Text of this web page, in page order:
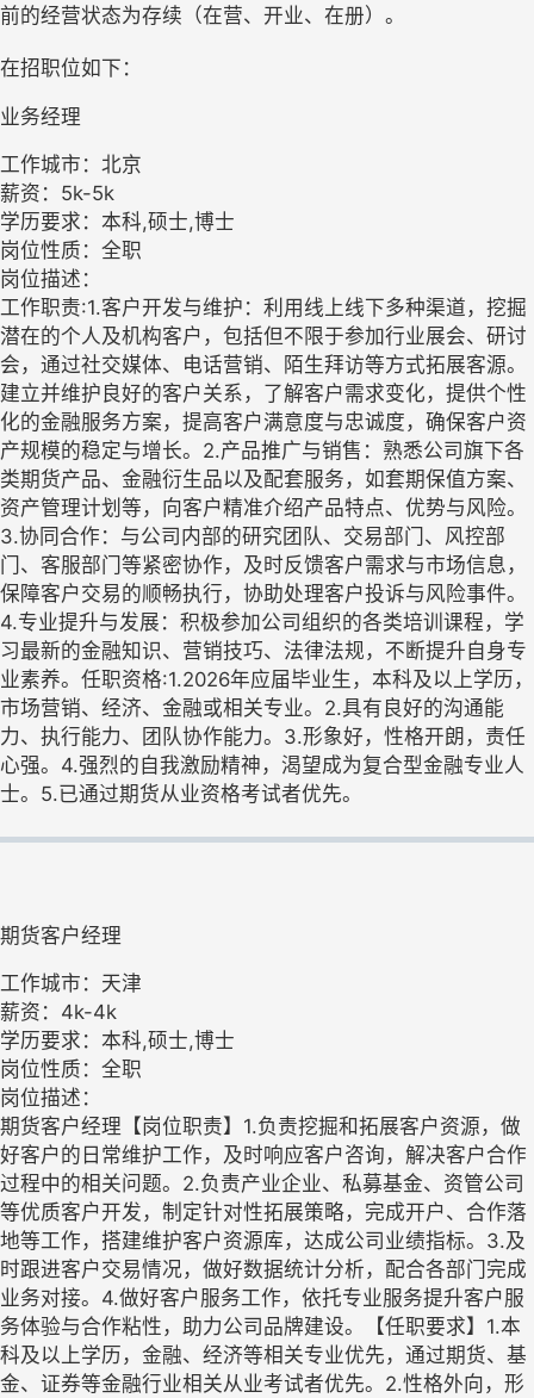
前的经营状态为存续（在营、开业、在册）。
在招职位如下：
业务经理
工作城市：北京
薪资：5k-5k
学历要求：本科,硕士,博士
岗位性质：全职
岗位描述：
工作职责:1.客户开发与维护：利用线上线下多种渠道，挖掘
潜在的个人及机构客户，包括但不限于参加行业展会、研讨
会，通过社交媒体、电话营销、陌生拜访等方式拓展客源。
建立并维护良好的客户关系，了解客户需求变化，提供个性
化的金融服务方案，提高客户满意度与忠诚度，确保客户资
产规模的稳定与增长。2.产品推广与销售：熟悉公司旗下各
类期货产品、金融衍生品以及配套服务，如套期保值方案、
资产管理计划等，向客户精准介绍产品特点、优势与风险。
3.协同合作：与公司内部的研究团队、交易部门、风控部
门、客服部门等紧密协作，及时反馈客户需求与市场信息，
保障客户交易的顺畅执行，协助处理客户投诉与风险事件。
4.专业提升与发展：积极参加公司组织的各类培训课程，学
习最新的金融知识、营销技巧、法律法规，不断提升自身专
业素养。任职资格:1.2026年应届毕业生，本科及以上学历，
市场营销、经济、金融或相关专业。2.具有良好的沟通能
力、执行能力、团队协作能力。3.形象好，性格开朗，责任
心强。4.强烈的自我激励精神，渴望成为复合型金融专业人
士。5.已通过期货从业资格考试者优先。
期货客户经理
工作城市：天津
薪资：4k-4k
学历要求：本科,硕士,博士
岗位性质：全职
岗位描述：
期货客户经理【岗位职责】1.负责挖掘和拓展客户资源，做
好客户的日常维护工作，及时响应客户咨询，解决客户合作
过程中的相关问题。2.负责产业企业、私募基金、资管公司
等优质客户开发，制定针对性拓展策略，完成开户、合作落
地等工作，搭建维护客户资源库，达成公司业绩指标。3.及
时跟进客户交易情况，做好数据统计分析，配合各部门完成
业务对接。4.做好客户服务工作，依托专业服务提升客户服
务体验与合作粘性，助力公司品牌建设。【任职要求】1.本
科及以上学历，金融、经济等相关专业优先，通过期货、基
金、证券等金融行业相关从业考试者优先。2.性格外向，形